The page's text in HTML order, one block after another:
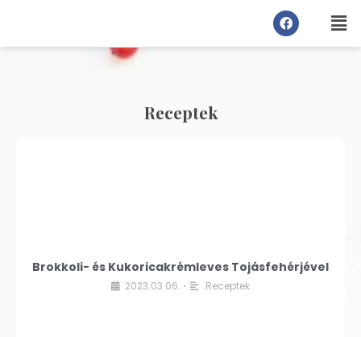
Receptek
Brokkoli- és Kukoricakrémleves Tojásfehérjével
2023.03.06. • Receptek